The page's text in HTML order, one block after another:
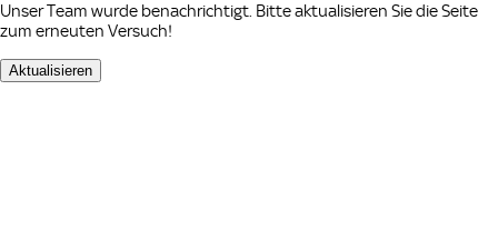
Unser Team wurde benachrichtigt. Bitte aktualisieren Sie die Seite
zum erneuten Versuch!
Aktualisieren